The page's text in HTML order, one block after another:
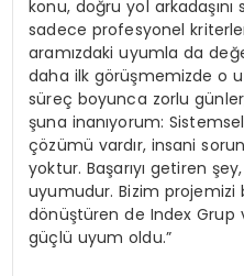
konu, doğru yol arkadaşını
sadece profesyonel
aramızdaki uyumla da
daha ilk görüşmemizde o
süreç boyunca zorlu
şuna inanıyorum:
çözümü vardır, insani
yoktur. Başarıyı getiren
uyumudur. Bizim projemizi
dönüştüren de Index Grup
güçlü uyum oldu.”